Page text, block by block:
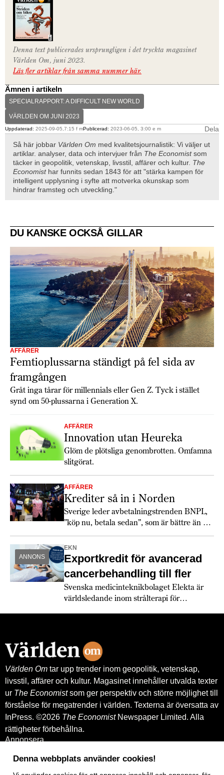
Denna text publicerades ursprungligen i det tryckta magasinet
Världen Om, juni 2023.
Läs fler artiklar från samma nummer här.
Ämnen i artikeln
SPECIALRAPPORT: A DIFFICULT NEW WORLD
VÄRLDEN OM JUNI 2023
Uppdaterad: 2025-09-05,7:15 f mPublicerad: 2023-06-05, 3:00 e m
Dela
Så här jobbar Världen Om med kvalitetsjournalistik: Vi väljer ut
artiklar. analyser, data och intervjuer från The Economistsom
täcker in geopolitik, vetenskap, livsstil, affärer och kultur. The
Economisthar funnits sedan 1843 för att "stärka kampen för
intelligent upplysning i syfte att motverka okunskap som
hindrar framsteg och utveckling."
DU KANSKE OCKSÅ GILLAR
AFFÄRER
Femtioplussarna ständigt på fel sida av
framgången
Gråt inga tårar för millennials eller Gen Z. Tyck i stället
synd om 50-plussarna i Generation X.
AFFÄRER
Innovation utan Heureka
Glöm de plötsliga genombrotten. Omfamna
slitgörat.
AFFÄRER
Krediter så in i Norden
Sverige leder avbetalningstrenden BNPL,
”köp nu, betala sedan”, som är bättre än sitt
ANNONS
EKN
Exportkredit för avancerad
cancerbehandling till fler
Svenska medicinteknikbolaget Elekta är
världsledande inom strålterapi för
Exportkreditnämnden, EKN.
Världen Om tar upp trender inom geopolitik, vetenskap,
livsstil, affärer och kultur. Magasinet innehåller utvalda texter
ur The Economistsom ger perspektiv och större möjlighet till
förståelse för megatrender i världen. Texterna är översatta av
InPress. ©2026 The EconomistNewspaper Limited. Alla
rättigheter förbehållna.
Annonsera
Kontakt
Denna webbplats använder cookies!